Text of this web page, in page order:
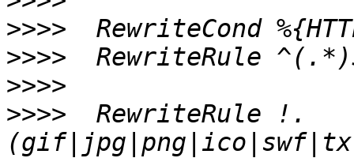
>>>>
>>>> RewriteRule
>>>>
>>>> RewriteRule !.